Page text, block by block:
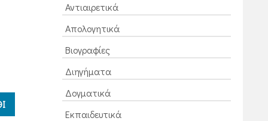
Αντιαιρετικά
Απολογητικά
Βιογραφίες
Διηγήματα
Δογματικά
Εκπαιδευτικά